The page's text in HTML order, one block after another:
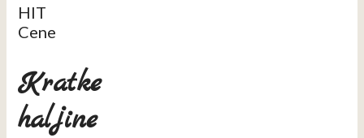
HIT
Cene
Kratke
haljine